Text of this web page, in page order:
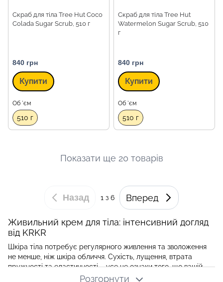
Скраб для тіла Tree Hut Coco
Colada Sugar Scrub, 510 г
840 грн
Купити
Об `єм
510 г
Скраб для тіла Tree Hut
Watermelon Sugar Scrub, 510
г
840 грн
Купити
Об `єм
510 г
Показати ще 20 товарів
Назад 1 з 6 Вперед
Живильний крем для тіла: інтенсивний догляд
від KRKR
Шкіра тіла потребує регулярного живлення та зволоження
не менше, ніж шкіра обличчя. Сухість, лущення, втрата
пружності та еластичності – усе це ознаки того, що вашій
шкірі бракує поживних речовин. Живильний крем для тіла –
Розгорнути